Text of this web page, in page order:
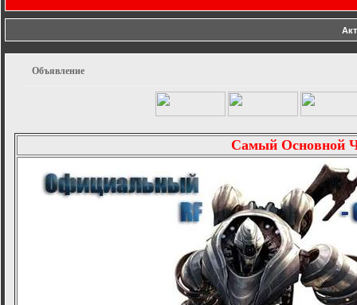
Объявление
Самый Основной